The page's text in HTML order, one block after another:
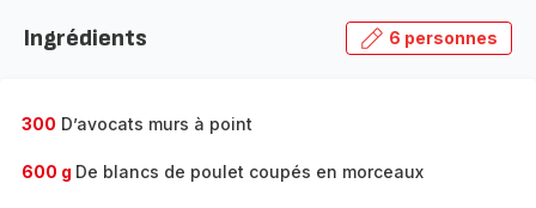
Ingrédients 6 personnes
300 D’avocats murs à point
600 g De blancs de poulet coupés en morceaux